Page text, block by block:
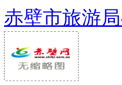
赤壁市旅游